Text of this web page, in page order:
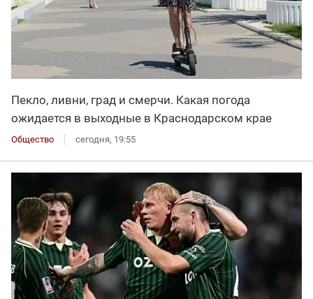
Пекло, ливни, град и смерчи. Какая погода
ожидается в выходные в Краснодарском крае
Общество сегодня, 19:55